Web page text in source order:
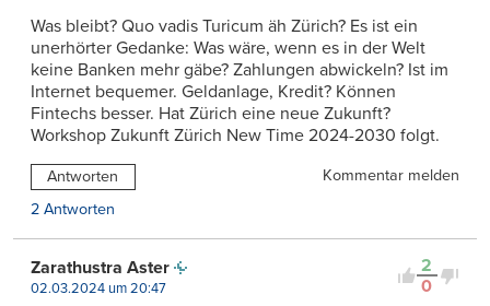
Was bleibt? Quo vadis Turicum äh Zürich? Es ist ein
unerhörter Gedanke: Was wäre, wenn es in der Welt
keine Banken mehr gäbe? Zahlungen abwickeln? Ist im
Internet bequemer. Geldanlage, Kredit? Können
Fintechs besser. Hat Zürich eine neue Zukunft?
Workshop Zukunft Zürich New Time 2024-2030 folgt.
Antworten
Kommentar melden
2 Antworten
2
0
Zarathustra Aster
02.03.2024 um 20:47